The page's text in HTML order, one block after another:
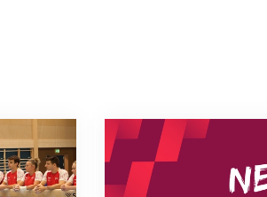
Neue